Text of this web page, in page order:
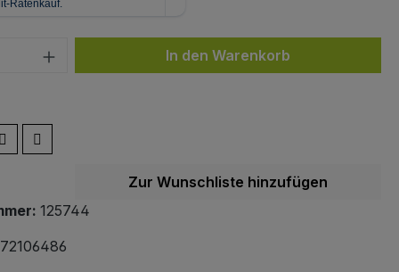
Anzahl: Gib den gewünschten Wert
In den Warenkorb
Zur Wunschliste hinzufügen
125744